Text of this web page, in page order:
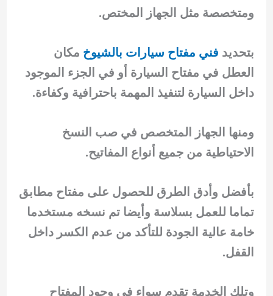
ومتخصصة مثل الجهاز المختص.
بتحديد فني مفتاح سيارات بالشيوخ مكان
العطل في مفتاح السيارة أو في الجزء الموجود
داخل السيارة لتنفيذ المهمة باحترافية وكفاءة.
ومنها الجهاز المتخصص في صب النسخ
الاحتياطية من جميع أنواع المفاتيح.
بأفضل وأدق الطرق للحصول على مفتاح مطابق
تماما للعمل بسلاسة وأيضا تم نسخه مستخدما
خامة عالية الجودة للتأكد من عدم الكسر داخل
القفل.
وتلك الخدمة تقدم سواء في وجود المفتاح